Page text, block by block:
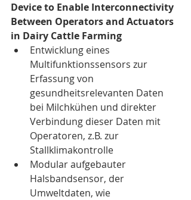
Device to Enable Interconnectivity
Between Operators and Actuators
in Dairy Cattle Farming
Entwicklung eines
Multifunktionssensors zur
Erfassung von
gesundheitsrelevanten Daten
bei Milchkühen und direkter
Verbindung dieser Daten mit
Operatoren, z.B. zur
Stallklimakontrolle
Modular aufgebauter
Halsbandsensor, der
Umweltdaten, wie